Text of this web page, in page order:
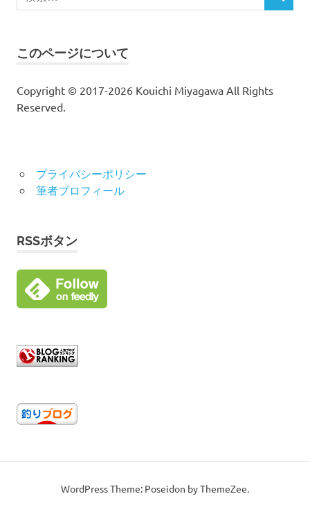
索
このページについて
Copyright © 2017-2026 Kouichi Miyagawa All Rights
Reserved.
プライバシーポリシー
筆者プロフィール
RSSボタン
WordPress Theme: Poseidon by ThemeZee.